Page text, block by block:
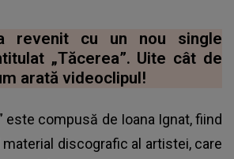
revenit cu un nou single
„Tăcerea”. Uite cât de
arată videoclipul!
este compusă de Ioana Ignat, fiind
discografic al artistei, care